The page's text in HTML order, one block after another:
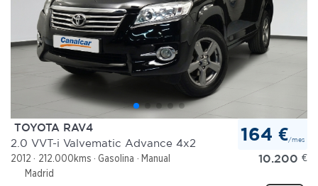
TOYOTA RAV4
2.0 VVT-i Valvematic Advance 4x2
2012 212.000kms Gasolina
Manual
Madrid
164 €/mes
10.200 €